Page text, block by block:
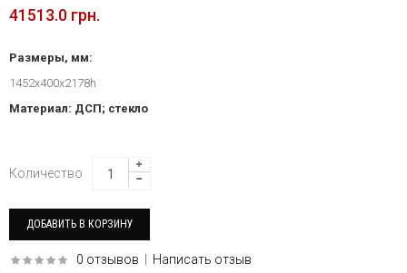
41513.0 грн.
Размеры, мм:
1452х400х2178h
Материал: ДСП; стекло
Количество
0 отзывов Написать отзыв